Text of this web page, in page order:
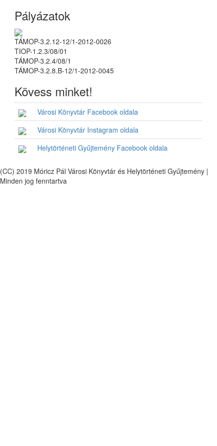
Pályázatok
TÁMOP-3.2.12-12/1-2012-0026
TIOP-1.2.3/08/01
TÁMOP-3.2.4/08/1
TÁMOP-3.2.8.B-12/1-2012-0045
Kövess minket!
Városi Könyvtár Facebook oldala
Városi Könyvtár Instagram oldala
Helytörténeti Gyűjtemény Facebook oldala
(CC) 2019 Móricz Pál Városi Könyvtár és Helytörténeti Gyűjtemény |
Minden jog fenntartva